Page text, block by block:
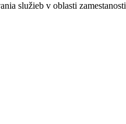
služieb v oblasti